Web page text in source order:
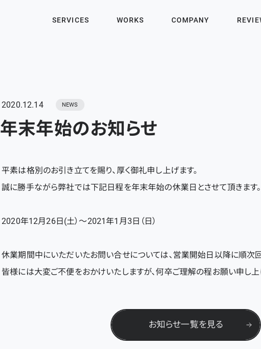
SERVICES WORKS COMPANY
2020.12.14 NEWS
年末年始のお知らせ
平素は格別のお引き立てを賜り、厚く御礼申し上げます。
誠に勝手ながら弊社では下記日程を年末年始の休業日とさせて頂きます。
2020年12月26日(土）～2021年1月3日（日）
休業期間中にいただいたお問い合せについては、営業開始日以降に順次
皆様には大変ご不便をおかけいたしますが、何卒ご理解の程お願い申し上
お知らせ一覧を見る